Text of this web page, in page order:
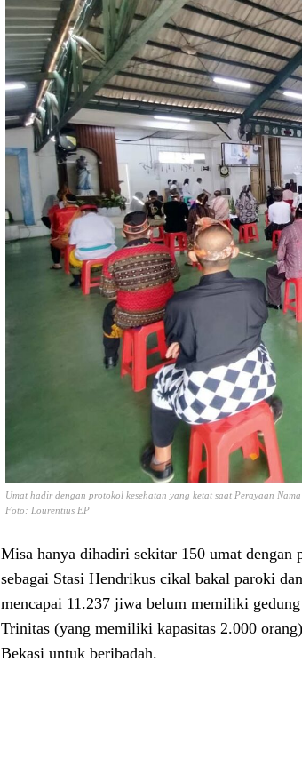
Umat hadir dengan protokol kesehatan yang ketat saat Perayaan
Foto: Lourentius EP
Misa hanya dihadiri sekitar 150 umat dengan
sebagai Stasi Hendrikus cikal bakal paroki
mencapai 11.237 jiwa belum memiliki
Trinitas (yang memiliki kapasitas 2.000
Bekasi untuk beribadah.